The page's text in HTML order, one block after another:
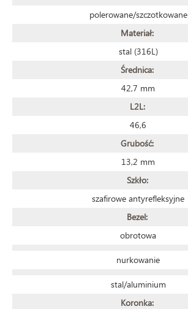
polerowane/szczotkowane
Materiał:
stal (316L)
Średnica:
42,7 mm
L2L:
46,6
Grubość:
13,2 mm
Szkło:
szafirowe antyrefleksyjne
Bezel:
obrotowa
nurkowanie
stal/aluminium
Koronka: